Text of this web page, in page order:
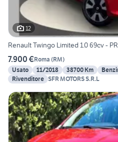
12
Renault Twingo Limited 1.0 69cv -
7.900 €Roma (RM)
Usato
11/2018 38700 Km
Rivenditore SFR MOTORS S.R.L